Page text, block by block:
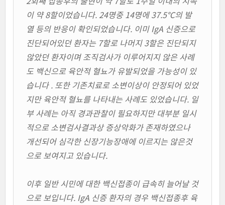
이 약 8할이었습니다. 24명중 14명에 37.5℃의 발
열 등의 반응이 확인되었습니다. 이미 IgA 신증으로
진단되어있던 환자는 7할로 나머지 3할은 진단되지
않았던 환자이며 조직검사가 이루어지지 않은 사례
도 백신으로 육안적 혈뇨가 유발되었을 가능성이 있
습니다 . 또한 기존치료로 소변이상이 안정되어 있었
지만 육안적 혈뇨를 나타내는 사례도 있었습니다. 일
부 사례는 아직 경과관찰이 필요하지만 대부분 일시
적으로 소변검사결과상 증상악화가 존재하였으나
개선되어 심각한 신장기능장애에 이르지는 않은것
으로 보여지고 있습니다.
이후 일반 시민에 대한 백신접종이 급속히 늘어날 것
으로 보입니다. IgA 신증 환자의 경우 백신접종후 육